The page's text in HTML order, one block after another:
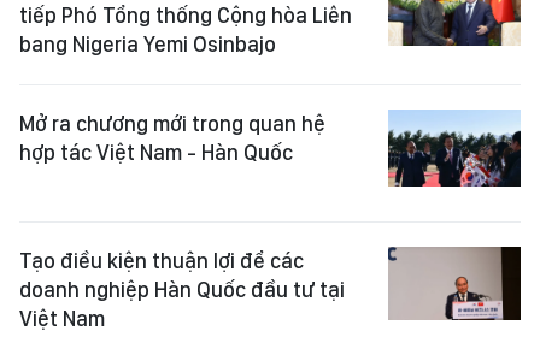
tiếp Phó Tổng thống Cộng hòa Liên
bang Nigeria Yemi Osinbajo
Mở ra chương mới trong quan hệ
hợp tác Việt Nam - Hàn Quốc
Tạo điều kiện thuận lợi để các
doanh nghiệp Hàn Quốc đầu tư tại
Việt Nam